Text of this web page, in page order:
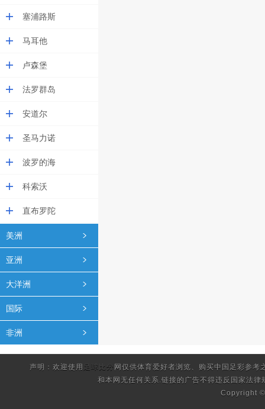
塞浦路斯
马耳他
卢森堡
法罗群岛
安道尔
圣马力诺
波罗的海
科索沃
直布罗陀
美洲
亚洲
大洋洲
国际
非洲
声明：欢迎使用 足球比分 网仅供体育爱好者浏览、购买中国足彩参
和本网无任何关系.链接的广告不得违反国家法律
Copyright